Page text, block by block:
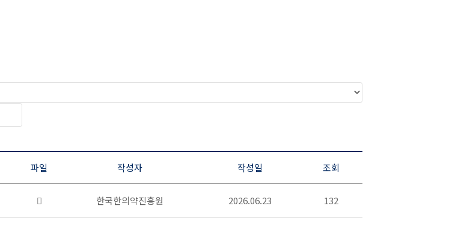
파일 작성자 작성일 조회
첨
한국한의약진흥원 2026.06.23 132